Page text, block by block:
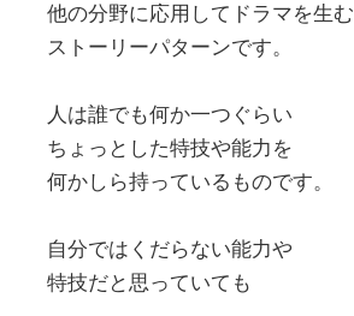
他の分野に応用してドラマを生む
ストーリーパターンです。
人は誰でも何か一つぐらい
ちょっとした特技や能力を
何かしら持っているものです。
自分ではくだらない能力や
特技だと思っていても